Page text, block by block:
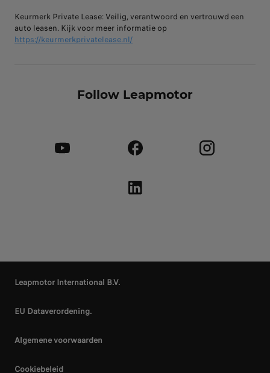
Keurmerk Private Lease: Veilig, verantwoord en vertrouwd een
auto leasen. Kijk voor meer informatie op
https://keurmerkprivatelease.nl/
Follow Leapmotor
Leapmotor International B.V.
EU Dataverordening.
Algemene voorwaarden
Cookiebeleid